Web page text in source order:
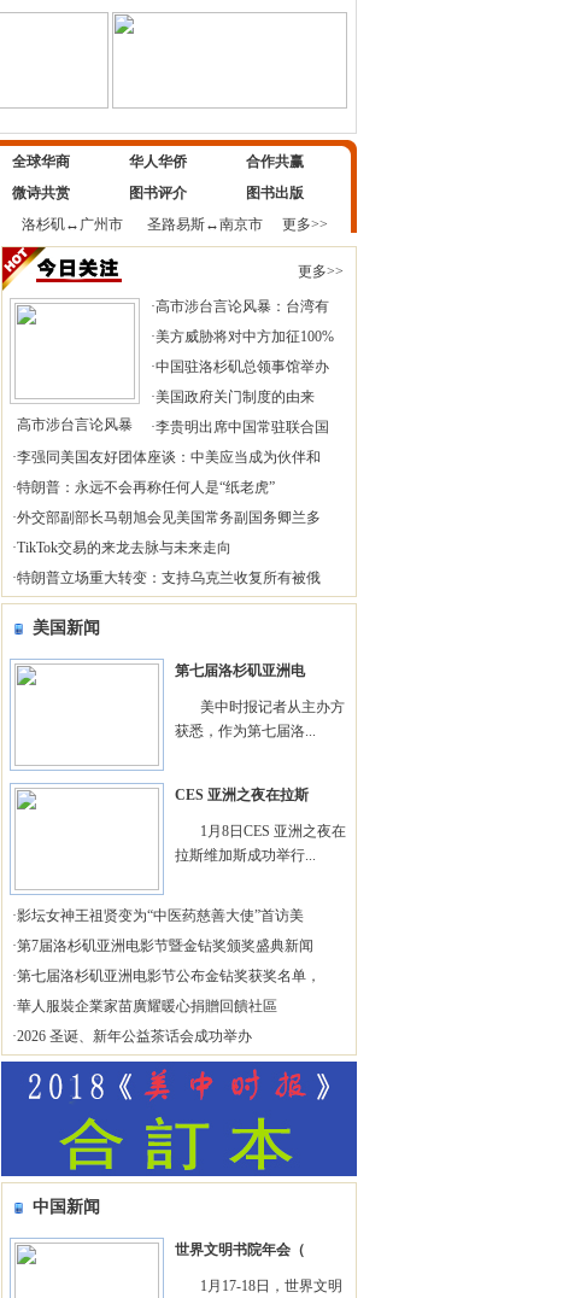
全球华商 华人华侨
合作共赢
微诗共赏 图书评介
图书出版
洛杉矶↔ 广州市 圣路易斯↔南京市 更多>>
更多>>
高市涉台言论风暴
·高市涉台言论风暴：台湾有
·美方威胁将对中方加征100%
·中国驻洛杉矶总领事馆举办
·美国政府关门制度的由来
·李贵明出席中国常驻联合国
·李强同美国友好团体座谈：中美应当成为伙伴和
·特朗普：永远不会再称任何人是“纸老虎”
·外交部副部长马朝旭会见美国常务副国务卿兰多
·TikTok交易的来龙去脉与未来走向
·特朗普立场重大转变：支持乌克兰收复所有被俄
美国新闻
第七届洛杉矶亚洲电
美中时报记者从主办方
获悉，作为第七届洛...
CES 亚洲之夜在拉斯
1月8日CES 亚洲之夜在
拉斯维加斯成功举行...
·影坛女神王祖贤变为“中医药慈善大使”首访美
·第7届洛杉矶亚洲电影节暨金钻奖颁奖盛典新闻
·第七届洛杉矶亚洲电影节公布金钻奖获奖名单，
·華人服裝企業家苗廣耀暖心捐贈回饋社區
·2026 圣诞、新年公益茶话会成功举办
中国新闻
世界文明书院年会（
1月17-18日，世界文明